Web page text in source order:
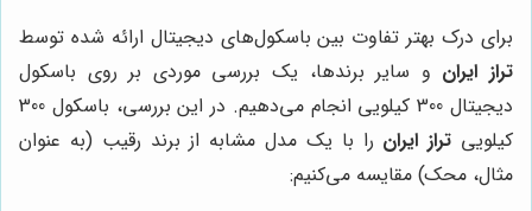
برای درک بهتر تفاوت بین باسکول‌های دیجیتال ارائه شده توسط
تراز ایران و سایر برندها، یک بررسی موردی بر روی باسکول
دیجیتال 300 کیلویی انجام می‌دهیم. در این بررسی، باسکول 300
کیلویی تراز ایران را با یک مدل مشابه از برند رقیب (به عنوان
مثال، محک) مقایسه می‌کنیم: